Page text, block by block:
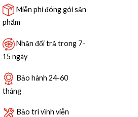
Miễn phí đóng gói sản
phẩm
Nhận đổi trả trong 7-
15 ngày
Bảo hành 24-60
tháng
Bảo trì vĩnh viễn